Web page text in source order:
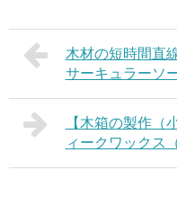
木材の短時間直
サーキュラーソ
【木箱の製作（
ィークワックス